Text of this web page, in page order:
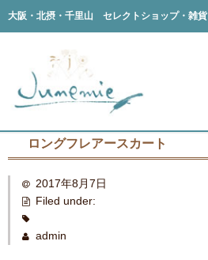
大阪・北摂・千里山 セレクトショップ・雑貨
all item
member
ロングフレアースカート
2017年8月7日
Filed under:
admin